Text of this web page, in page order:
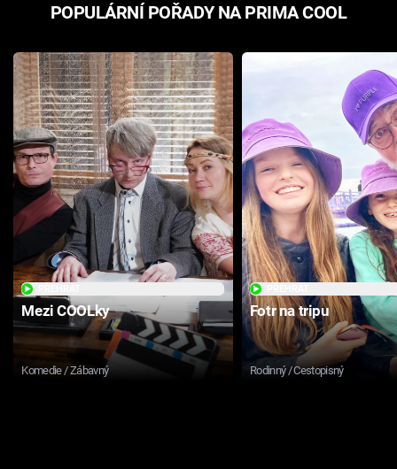
POPULÁRNÍ POŘADY NA PRIMA COOL
Mezi COOLky
Komedie / Zábavný
Fotr na tripu
Rodinný / Cestopisný